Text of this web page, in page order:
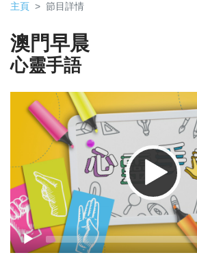
主頁 節目詳情
澳門早晨
心靈手語
Video
Player